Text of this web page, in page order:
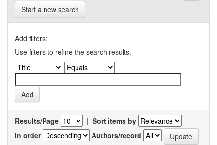
Start a new search
Add filters:
Use filters to refine the search results.
Results/Page | Sort items by
In order
Authors/record